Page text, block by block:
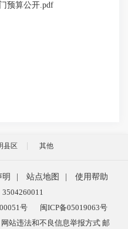
预算公开.pdf
县区 其他
明 站点地图
使用帮助
号
闽ICP备05019063号
站违法和不良信息举报方式 邮